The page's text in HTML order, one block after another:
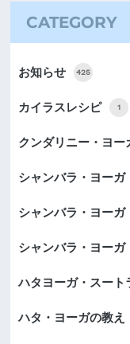
CATEGORY
お知らせ 425
カイラスレシピ 1
クンダリニー・ヨー
シャンバラ・ヨー
シャンバラ・ヨー
シャンバラ・ヨー
ハタヨーガ・スート
ハタ・ヨーガの教え